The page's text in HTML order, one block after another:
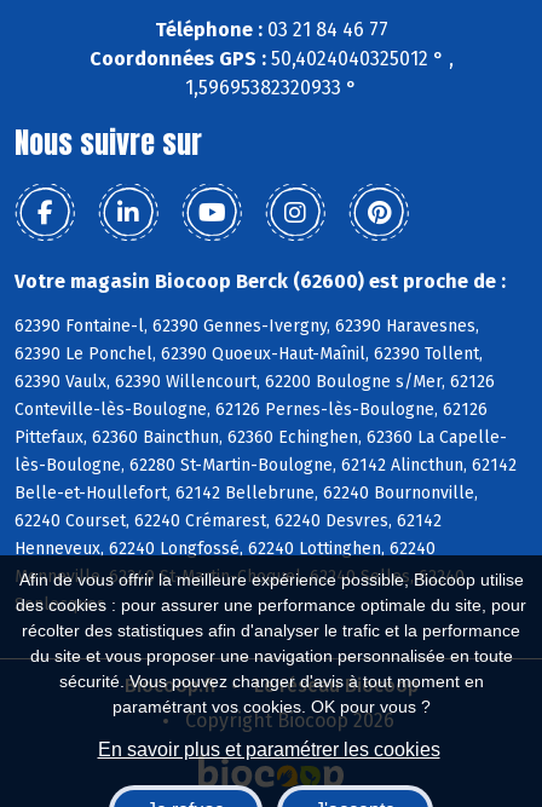
Afin de vous offrir la meilleure expérience possible, Biocoop utilise
des cookies : pour assurer une performance optimale du site, pour
récolter des statistiques afin d'analyser le trafic et la performance
du site et vous proposer une navigation personnalisée en toute
sécurité. Vous pouvez changer d'avis à tout moment en
paramétrant vos cookies. OK pour vous ?
En savoir plus et paramétrer les cookies
Téléphone :03 21 84 46 77
Coordonnées GPS :50,4024040325012 ° ,
1,59695382320933 °
Nous suivre sur
Votre magasin Biocoop Berck (62600) est proche de :
62390 Fontaine-l, 62390 Gennes-Ivergny, 62390 Haravesnes,
62390 Le Ponchel, 62390 Quoeux-Haut-Maînil, 62390 Tollent,
62390 Vaulx, 62390 Willencourt, 62200 Boulogne s/Mer, 62126
Conteville-lès-Boulogne, 62126 Pernes-lès-Boulogne, 62126
Pittefaux, 62360 Baincthun, 62360 Echinghen, 62360 La Capelle-
lès-Boulogne, 62280 St-Martin-Boulogne, 62142 Alincthun, 62142
Belle-et-Houllefort, 62142 Bellebrune, 62240 Bournonville,
62240 Courset, 62240 Crémarest, 62240 Desvres, 62142
Henneveux, 62240 Longfossé, 62240 Lottinghen, 62240
Menneville, 62240 St-Martin-Choquel, 62240 Selles, 62240
Senlecques
Biocoop.fr
Le réseau Biocoop
Copyright Biocoop 2026